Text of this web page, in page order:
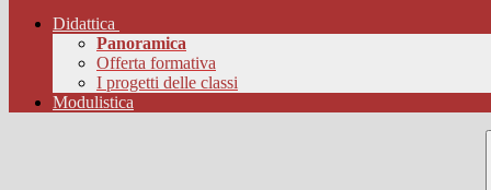
Didattica
Panoramica
Offerta formativa
I progetti delle classi
Modulistica